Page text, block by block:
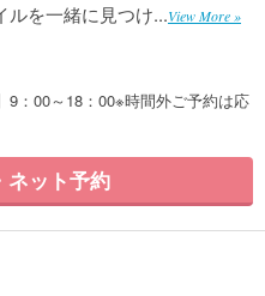
ルを一緒に見つけ...View More »
9：00～18：00※時間外ご予約は応
ネット予約